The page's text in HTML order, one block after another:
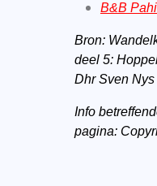
B&B
Bron:
deel 5:
Dhr Sven Nys
Info
pagina: